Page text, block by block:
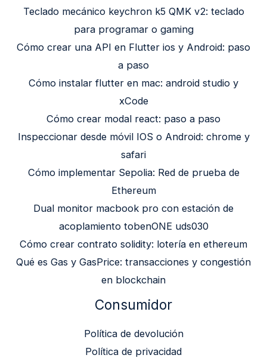
Teclado mecánico keychron k5 QMK v2: teclado
para programar o gaming
Cómo crear una API en Flutter ios y Android: paso
a paso
Cómo instalar flutter en mac: android studio y
xCode
Cómo crear modal react: paso a paso
Inspeccionar desde móvil IOS o Android: chrome y
safari
Cómo implementar Sepolia: Red de prueba de
Ethereum
Dual monitor macbook pro con estación de
acoplamiento tobenONE uds030
Cómo crear contrato solidity: lotería en ethereum
Qué es Gas y GasPrice: transacciones y congestión
en blockchain
Consumidor
Política de devolución
Política de privacidad